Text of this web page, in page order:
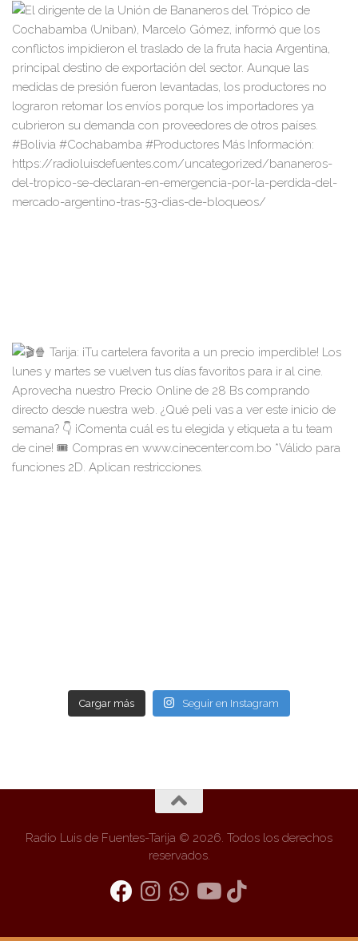
Cargar más Seguir en Instagram
Radio Luis de Fuentes-Tarija © 2026. Todos los derechos
reservados.